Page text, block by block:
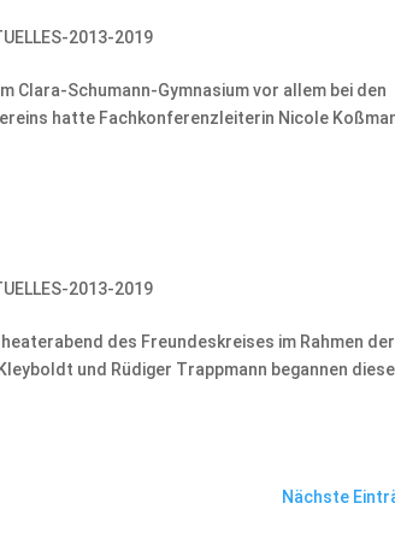
2013-2019
Schumann-Gymnasium vor allem bei den
hatte Fachkonferenzleiterin Nicole
2013-2019
des Freundeskreises im Rahmen der
und Rüdiger Trappmann begannen
Nächste